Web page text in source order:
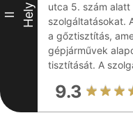
II Hely
utca 5. szám
szolgáltatásokat.
a gőztisztítás,
gépjárművek
tisztítását. A
9.3